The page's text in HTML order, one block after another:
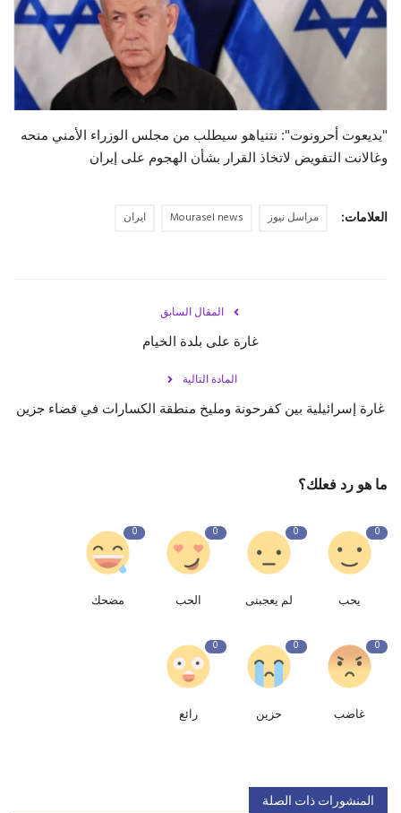
"يديعوت أحرونوت": نتنياهو سيطلب من مجلس الوزراء الأمني منحه
وغالانت التفويض لاتخاذ القرار بشأن الهجوم على ‎إيران
العلامات: مراسل نيوز Mourasel news ايران
المقال السابق
غارة على بلدة الخيام
المادة التالية
غارة إسرائيلية بين كفرحونة ومليخ منطقة الكسارات في قضاء جزين
ما هو رد فعلك؟
0
يحب
0
لم يعجبنى
0
الحب
0
مضحك
0
غاضب
0
حزين
0
رائع
المنشورات ذات الصلة